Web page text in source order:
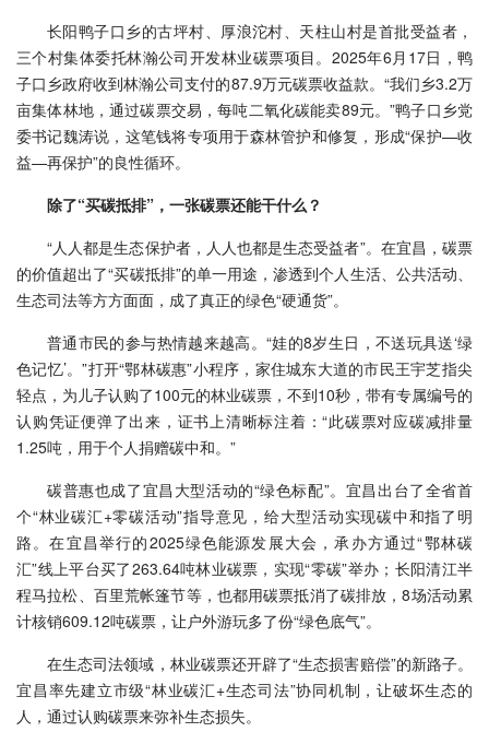
长阳鸭子口乡的古坪村、厚浪沱村、天柱山村是首批受益者，
三个村集体委托林瀚公司开发林业碳票项目。2025年6月17日，鸭
子口乡政府收到林瀚公司支付的87.9万元碳票收益款。“我们乡3.2万
亩集体林地，通过碳票交易，每吨二氧化碳能卖89元。”鸭子口乡党
委书记魏涛说，这笔钱将专项用于森林管护和修复，形成“保护—收
益—再保护”的良性循环。
除了“买碳抵排”，一张碳票还能干什么？
“人人都是生态保护者，人人也都是生态受益者”。在宜昌，碳票
的价值超出了“买碳抵排”的单一用途，渗透到个人生活、公共活动、
生态司法等方方面面，成了真正的绿色“硬通货”。
普通市民的参与热情越来越高。“娃的8岁生日，不送玩具送‘绿
色记忆’。”打开“鄂林碳惠”小程序，家住城东大道的市民王宇芝指尖
轻点，为儿子认购了100元的林业碳票，不到10秒，带有专属编号的
认购凭证便弹了出来，证书上清晰标注着：“此碳票对应碳减排量
1.25吨，用于个人捐赠碳中和。”
碳普惠也成了宜昌大型活动的“绿色标配”。宜昌出台了全省首
个“林业碳汇+零碳活动”指导意见，给大型活动实现碳中和指了明
路。在宜昌举行的2025绿色能源发展大会，承办方通过“鄂林碳
汇”线上平台买了263.64吨林业碳票，实现“零碳”举办；长阳清江半
程马拉松、百里荒帐篷节等，也都用碳票抵消了碳排放，8场活动累
计核销609.12吨碳票，让户外游玩多了份“绿色底气”。
在生态司法领域，林业碳票还开辟了“生态损害赔偿”的新路子。
宜昌率先建立市级“林业碳汇+生态司法”协同机制，让破坏生态的
人，通过认购碳票来弥补生态损失。